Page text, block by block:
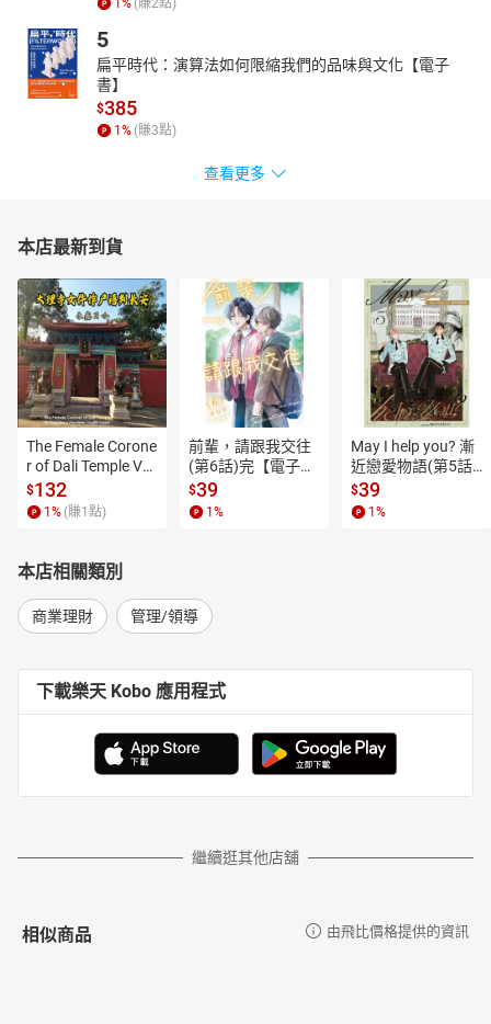
推薦序 Connect & Collabrate因為創新我們相繫相連／劉晏蓉
▍自序
1.物件導向
──資訊就是物件、物件就是資訊
2.進化是有先後順序的
──人造的東西無法無師自通，快點學！
5.科技來自於人性
──科技來自於人性～的需求累積
6.創造發現真理的能力
──熱忱帶出勇氣與嘗試才能發現真理
7.文字與語言的力量
──搞好文字及語言，就可以管理眾人的期望
8.進步是暴力的產物──「渾沌」、「理解」與「整理」
9.培養解決問題的能力
──你想累積的是什麼？
10.建立共識、建立共識、建立共識
──很重要所以講三次
──團隊人員也真的懂他要做什麼嗎？
──活在資訊產業你不得不知的交換格式
14.R&R
──搞不清楚工作分際，可就麻煩大了！
15.時間與規格的敏感度
──不敏感不會有高潮，別做了
──擅於取捨與妥協你會是最大贏家
19.關連性及複雜性
1 % (賺2點)
5
扁平時代：演算法如何限縮我們的品味與文化【電子
書】
$385
1 % (賺3點)
查看更多
本店最新到貨
The Female Corone
r of Dali Temple Vo
l.6【有聲書】
$132
1 % (賺1 點)
前輩，請跟我交往
(第6話)完【電子
書】
$39
1 %
May I help you? 漸
近戀愛物語(第5話)
【電子書】
$39
1 %
本店相關類別
商業理財 管理/領導
下載樂天 Kobo 應用程式
繼續逛其他店舖
相似商品 由飛比價格提供的資訊